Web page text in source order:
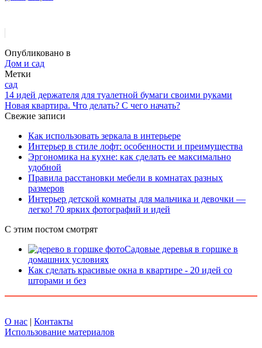
Опубликовано в
Дом и сад
Метки
сад
14 идей держателя для туалетной бумаги своими руками
Новая квартира. Что делать? С чего начать?
Свежие записи
Как использовать зеркала в интерьере
Интерьер в стиле лофт: особенности и преимущества
Эргономика на кухне: как сделать ее максимально
удобной
Правила расстановки мебели в комнатах разных
размеров
Интерьер детской комнаты для мальчика и девочки —
легко! 70 ярких фотографий и идей
С этим постом смотрят
Садовые деревья в горшке в
домашних условиях
Как сделать красивые окна в квартире - 20 идей со
шторами и без
О нас | Контакты
Использование материалов